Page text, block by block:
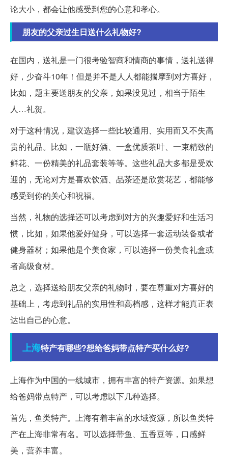
论大小，都会让他感受到您的心意和孝心。
朋友的父亲过生日送什么礼物好?
在国内，送礼是一门很考验智商和情商的事情，送礼送得
好，少奋斗10年！但是并不是人人都能揣摩到对方喜好，
比如，题主要送朋友的父亲，如果没见过，相当于陌生
人…礼贺。
对于这种情况，建议选择一些比较通用、实用而又不失高
贵的礼品。比如，一瓶好酒、一盒优质茶叶、一束精致的
鲜花、一份精美的礼品套装等等。这些礼品大多都是受欢
迎的，无论对方是喜欢饮酒、品茶还是欣赏花艺，都能够
感受到你的关心和祝福。
当然，礼物的选择还可以考虑到对方的兴趣爱好和生活习
惯，比如，如果他爱好健身，可以选择一套运动装备或者
健身器材；如果他是个美食家，可以选择一份美食礼盒或
者高级食材。
总之，选择送给朋友父亲的礼物时，要在尊重对方喜好的
基础上，考虑到礼品的实用性和高档感，这样才能真正表
达出自己的心意。
上海特产有哪些?想给爸妈带点特产买什么好?
上海作为中国的一线城市，拥有丰富的特产资源。如果想
给爸妈带点特产，可以考虑以下几种选择。
首先，鱼类特产。上海有着丰富的水域资源，所以鱼类特
产在上海非常有名。可以选择带鱼、五香豆等，口感鲜
美，营养丰富。